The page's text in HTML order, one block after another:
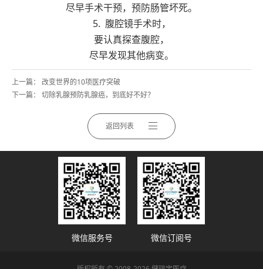
尽早手术干预，预防肠管坏死。
5. 腹腔镜手术时，
要认真探查腹腔，
尽早发现其他病变。
上一篇： 改变世界的10项医疗突破
下一篇： 切除乳腺预防乳腺癌，到底好不好？
返回列表
微信服务号 微信订阅号